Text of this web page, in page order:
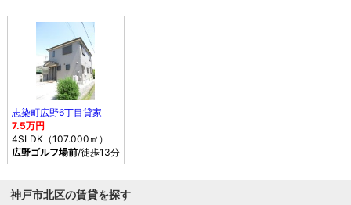
志染町広野6丁目貸家
7.5万円
4SLDK（107.000㎡）
広野ゴルフ場前/徒歩13分
神戸市北区の賃貸を探す